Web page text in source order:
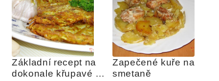
Základní recept na
dokonale křupavé
Zapečené kuře na
smetaně